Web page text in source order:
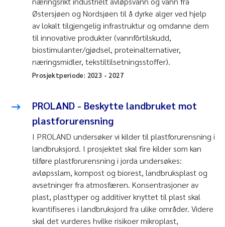
Østersjøen og Nordsjøen til å dyrke alger ved hjelp
av lokalt tilgjengelig infrastruktur og omdanne dem
til innovative produkter (vannfôrtilskudd,
biostimulanter/gjødsel, proteinalternativer,
næringsmidler, tekstiltilsetningsstoffer).
Prosjektperiode: 2023 - 2027
PROLAND - Beskytte landbruket mot
plastforurensning
I PROLAND undersøker vi kilder til plastforurensning i
landbruksjord. I prosjektet skal fire kilder som kan
tilføre plastforurensning i jorda undersøkes:
avløpsslam, kompost og biorest, landbruksplast og
avsetninger fra atmosfæren. Konsentrasjoner av
plast, plasttyper og additiver knyttet til plast skal
kvantifiseres i landbruksjord fra ulike områder. Videre
skal det vurderes hvilke risikoer mikroplast,